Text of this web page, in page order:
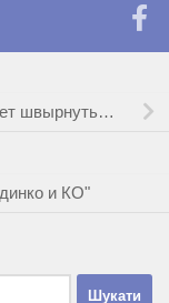
швырнуть…
и КО"